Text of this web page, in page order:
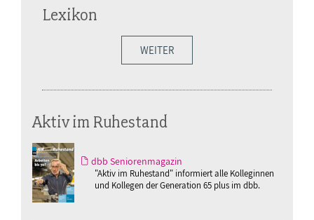
Lexikon
WEITER
Aktiv im Ruhestand
dbb Seniorenmagazin
"Aktiv im Ruhestand" informiert alle Kolleginnen
und Kollegen der Generation 65 plus im dbb.